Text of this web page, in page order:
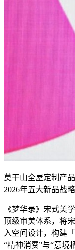
莫干山全屋定制产
2026年五大新品战
《梦华录》宋式美
顶级审美体系，将
入空间设计，构建
“精神消费”与“意境